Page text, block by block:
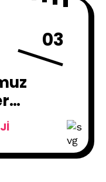
03